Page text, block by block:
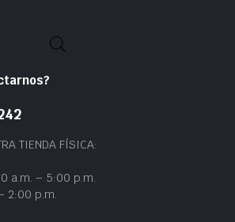
TIENDA FÍSICA:
a.m. – 5:00 p.m.
2:00 p.m.